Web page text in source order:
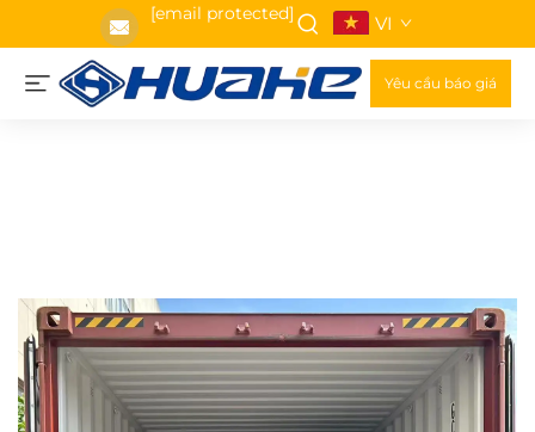
[email protected] VI
Yêu cầu báo giá